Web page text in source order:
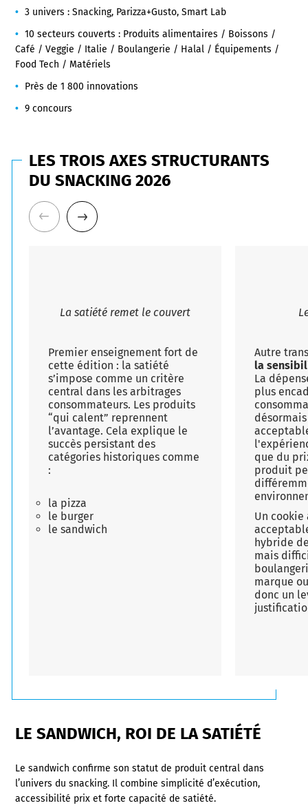
3 univers : Snacking, Parizza+Gusto, Smart Lab
10 secteurs couverts : Produits alimentaires / Boissons /
Café / Veggie / Italie / Boulangerie / Halal / Équipements /
Food Tech / Matériels
Près de 1 800 innovations
9 concours
LES TROIS AXES STRUCTURANTS
DU SNACKING 2026
La satiété remet le couvert
Premier enseignement fort de
cette édition : la satiété
s’impose comme un critère
central dans les arbitrages
consommateurs. Les produits
“qui calent” reprennent
l’avantage. Cela explique le
succès persistant des
catégories historiques comme
:
la pizza
le burger
le sandwich
Autre
la
La
plus
que du
produit
Un
hybride
mais
marque
donc un
LE SANDWICH, ROI DE LA SATIÉTÉ
Le sandwich confirme son statut de produit central dans
l’univers du snacking. Il combine simplicité d’exécution,
accessibilité prix et forte capacité de satiété.